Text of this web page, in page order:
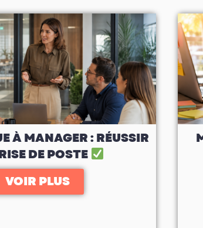
À MANAGER : RÉUSSIR
DE POSTE
VOIR PLUS